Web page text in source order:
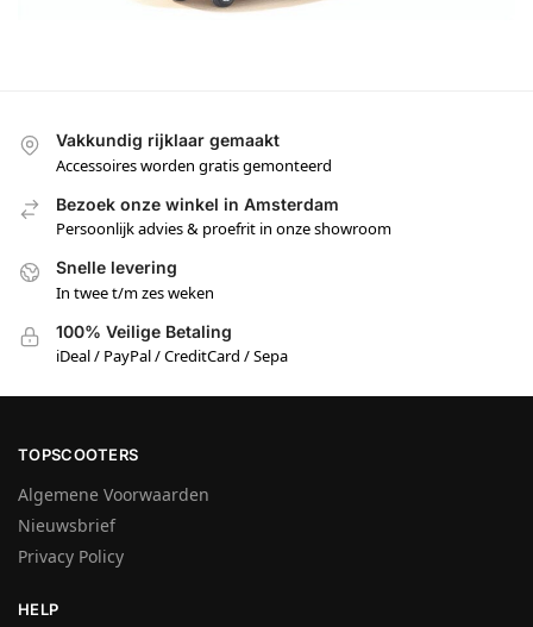
Vakkundig rijklaar gemaakt
Accessoires worden gratis gemonteerd
Bezoek onze winkel in Amsterdam
Persoonlijk advies & proefrit in onze showroom
Snelle levering
In twee t/m zes weken
100% Veilige Betaling
iDeal / PayPal / CreditCard / Sepa
TOPSCOOTERS
Algemene Voorwaarden
Nieuwsbrief
Privacy Policy
HELP